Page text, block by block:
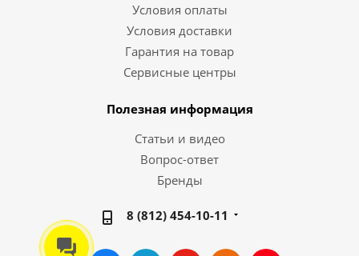
Условия оплаты
Условия доставки
Гарантия на товар
Сервисные центры
Полезная информация
Статьи и видео
Вопрос-ответ
Бренды
8 (812) 454-10-11